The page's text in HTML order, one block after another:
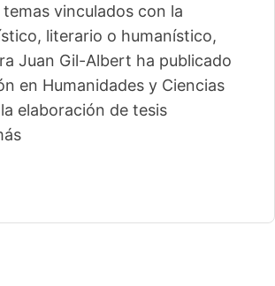
vinculados con la
literario o humanístico,
Juan Gil-Albert ha publicado
en Humanidades y Ciencias
elaboración de tesis